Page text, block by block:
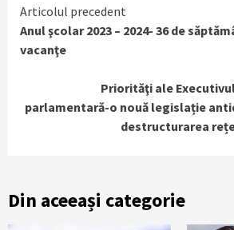
Continue
Reading
Articolul precedent
Anul şcolar 2023 – 2024- 36 de
vacanţe
Priorităţi ale
parlamentară-o nouă legislație
destructurarea
Din aceeași categorie